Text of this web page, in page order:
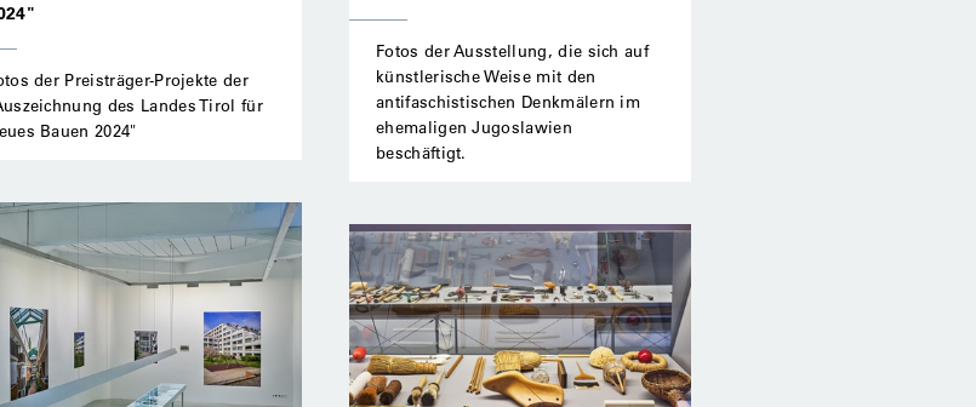
der Preisträger-Projekte der
des Landes Tirol für
Bauen 2024"
Fotos der Ausstellung, die sich auf
künstlerische Weise mit den
antifaschistischen Denkmälern im
ehemaligen Jugoslawien
beschäftigt.